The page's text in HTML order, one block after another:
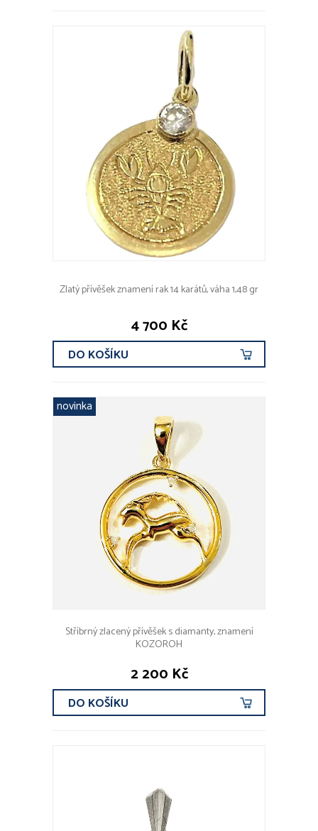
Zlatý přívěšek znamení rak 14 karátů, váha 1,48 gr
4 700 Kč
DO KOŠÍKU
novinka
Stříbrný zlacený přívěšek s diamanty, znamení
KOZOROH
2 200 Kč
DO KOŠÍKU